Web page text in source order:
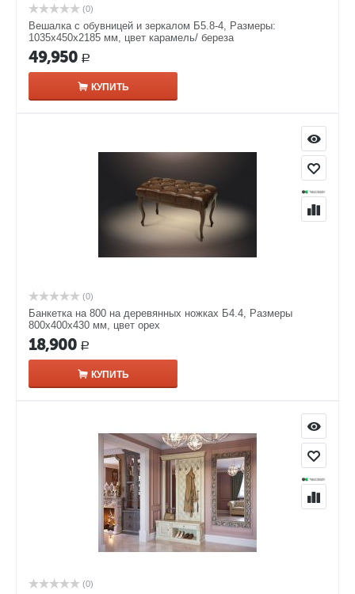
(0)
Вешалка с обувницей и зеркалом Б5.8-4, Размеры:
1035х450х2185 мм, цвет карамель/ береза
49,950 Р
КУПИТЬ
(0)
Банкетка на 800 на деревянных ножках Б4.4, Размеры
800х400х430 мм, цвет орех
18,900 Р
КУПИТЬ
(0)